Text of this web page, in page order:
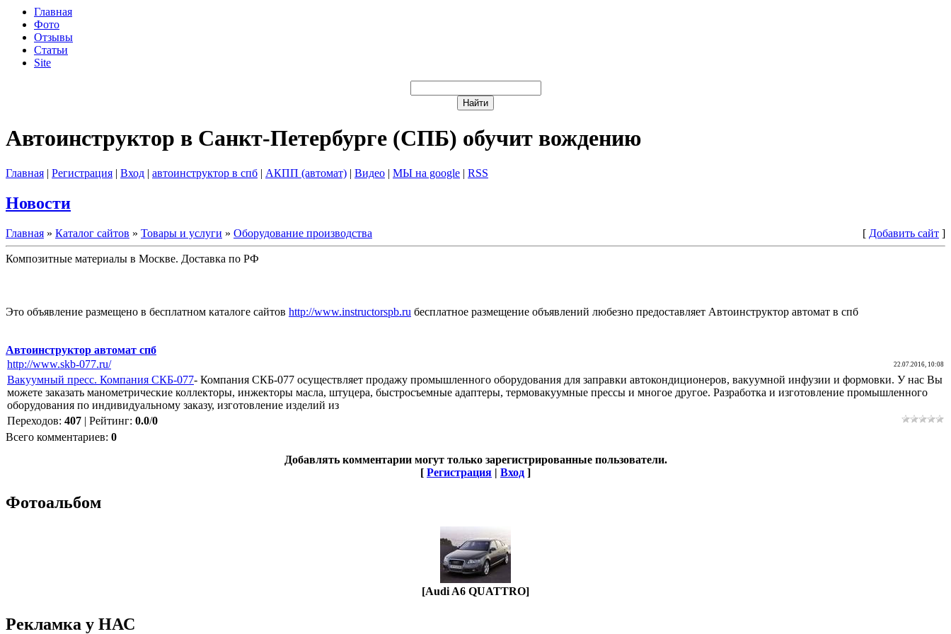
Главная
Фото
Отзывы
Статьи
Site
Автоинструктор в Санкт-Петербурге (СПБ) обучит вождению
Главная | Регистрация | Вход | автоинструктор в спб | АКПП (автомат) | Видео | МЫ на google | RSS
Новости
Главная » Каталог сайтов » Товары и услуги » Оборудование производства [ Добавить сайт ]
Композитные материалы в Москве. Доставка по РФ
Это объявление размещено в бесплатном каталоге сайтов http://www.instructorspb.ru бесплатное размещение объявлений любезно предоставляет Автоинструктор автомат в спб
Автоинструктор автомат спб
http://www.skb-077.ru/
22.07.2016, 10:08
Вакуумный пресс. Компания СКБ-077- Компания СКБ-077 осуществляет продажу промышленного оборудования для заправки автокондиционеров, вакуумной инфузии и формовки. У нас Вы
можете заказать манометрические коллекторы, инжекторы масла, штуцера, быстросъемные адаптеры, термовакуумные прессы и многое другое. Разработка и изготовление промышленного
оборудования по индивидуальному заказу, изготовление изделий из
Переходов: 407 | Рейтинг: 0.0/0
Всего комментариев: 0
Добавлять комментарии могут только зарегистрированные пользователи.
[ Регистрация | Вход ]
Фотоальбом
[Audi A6 QUATTRO]
Рекламка у НАС